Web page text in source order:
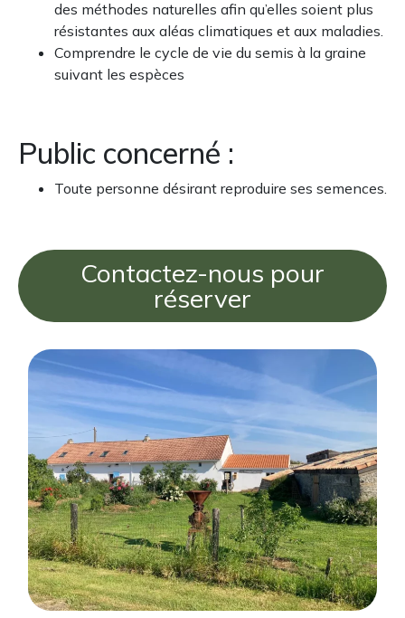
des méthodes naturelles afin qu’elles soient plus
résistantes aux aléas climatiques et aux maladies.
Comprendre le cycle de vie du semis à la graine
suivant les espèces
Public concerné :
Toute personne désirant reproduire ses semences.
Contactez-nous pour
réserver